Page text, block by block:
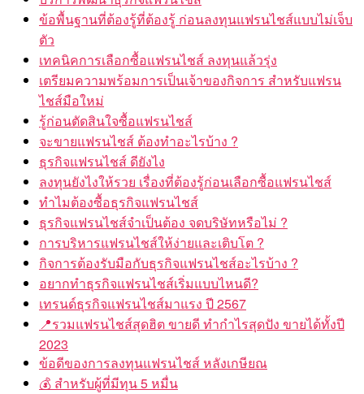
ข้อพื้นฐานที่ต้องรู้ที่ต้องรู้ ก่อนลงทุนแฟรนไชส์แบบไม่เจ็บ
ตัว
เทคนิคการเลือกซื้อแฟรนไชส์ ลงทุนแล้วรุ่ง
เตรียมความพร้อมการเป็นเจ้าของกิจการ สำหรับแฟรน
ไชส์มือใหม่
รู้ก่อนตัดสินใจซื้อแฟรนไชส์
จะขายแฟรนไชส์ ต้องทำอะไรบ้าง ?
ธุรกิจแฟรนไชส์ ดียังไง
ลงทุนยังไงให้รวย เรื่องที่ต้องรู้ก่อนเลือกซื้อแฟรนไชส์
ทำไมต้องซื้อธุรกิจแฟรนไชส์
ธุรกิจแฟรนไชส์จำเป็นต้อง จดบริษัทหรือไม่ ?
การบริหารแฟรนไชส์ให้ง่ายและเติบโต ?
กิจการต้องรับมือกับธุรกิจแฟรนไชส์อะไรบ้าง ?
อยากทำธุรกิจแฟรนไชส์เริ่มแบบไหนดี?
เทรนด์ธุรกิจแฟรนไชส์มาแรง ปี 2567
📍รวมแฟรนไชส์สุดฮิต ขายดี ทำกำไรสุดปัง ขายได้ทั้งปี
2023
ข้อดีของการลงทุนแฟรนไชส์ หลังเกษียณ
💰 สำหรับผู้ที่มีทุน 5 หมื่น